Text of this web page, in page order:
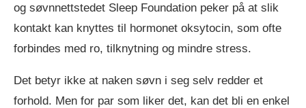
og søvnnettstedet Sleep Foundation peker på at slik
kontakt kan knyttes til hormonet oksytocin, som ofte
forbindes med ro, tilknytning og mindre stress.
Det betyr ikke at naken søvn i seg selv redder et
forhold. Men for par som liker det, kan det bli en enkel